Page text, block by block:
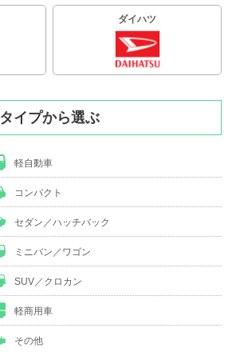
ダイハツ
タイプから選ぶ
軽自動車
コンパクト
セダン／ハッチバック
ミニバン／ワゴン
SUV／クロカン
軽商用車
その他